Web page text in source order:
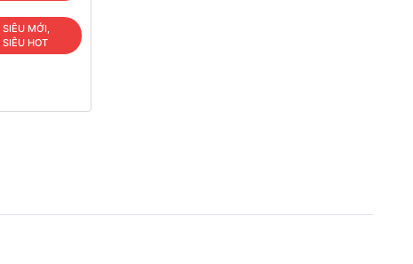
SIÊU MỚI,
SIÊU HOT